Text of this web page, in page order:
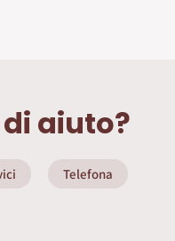
aiuto?
Telefona